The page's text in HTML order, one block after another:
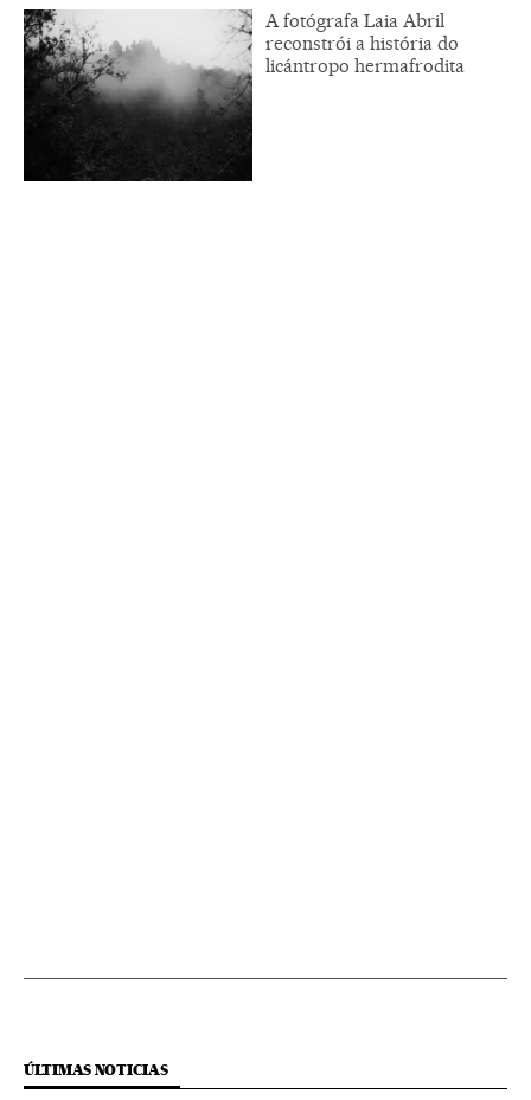
A fotógrafa Laia Abril
reconstrói a história do
licántropo hermafrodita
ÚLTIMAS NOTICIAS